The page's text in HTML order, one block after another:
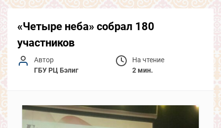
«Четыре неба» собрал 180
участников
Автор
ГБУ РЦ Бэлиг
На чтение
2 мин.